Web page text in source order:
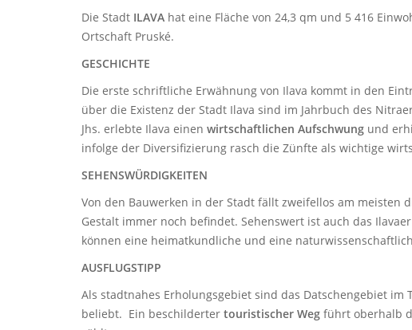
Die Stadt ILAVA hat eine Fläche von 24,3 qm und 5 416
Ortschaft Pruské.
GESCHICHTE
Die erste schriftliche Erwähnung von Ilava kommt in den
über die Existenz der Stadt Ilava sind im Jahrbuch des
Jhs. erlebte Ilava einen wirtschaftlichen Aufschwung und
infolge der Diversifizierung rasch die Zünfte als wichtige
SEHENSWÜRDIGKEITEN
Von den Bauwerken in der Stadt fällt zweifellos am meisten
Gestalt immer noch befindet. Sehenswert ist auch das
können eine heimatkundliche und eine
AUSFLUGSTIPP
Als stadtnahes Erholungsgebiet sind das Datschengebiet im
beliebt. Ein beschilderter touristischer Weg führt oberhalb